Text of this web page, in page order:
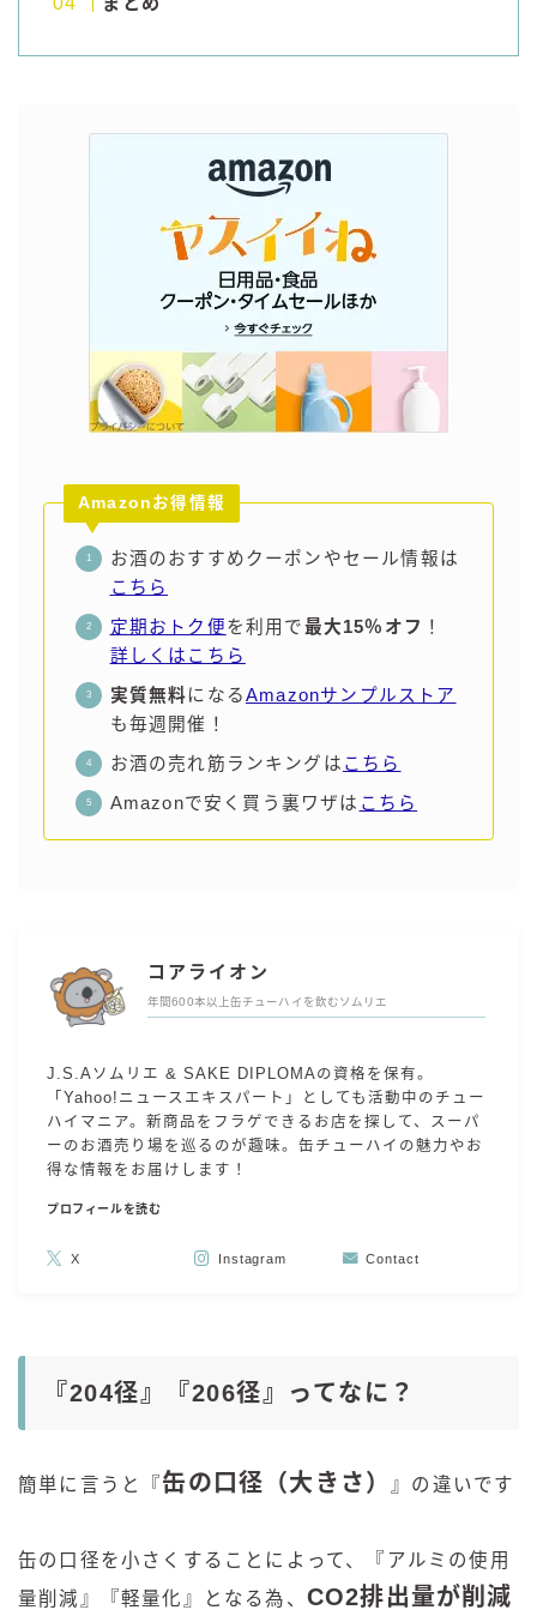
焼酎ハイボール
タカラCANチューハイ
宝焼酎のお茶割りシリーズ
寶「丸おろし」
極上レモンサワー
極上フルーツサワー
すみか
タンチュー
オリオンビール
natura WATTA
合同酒精
その他メーカー
素滴しぼり
コラム
運営者情報
お問い合わせ
Amazonお得情報
お酒のおすすめクーポンやセール情報は
こちら
定期おトク便を利用で最大15％オフ ！
詳しくはこちら
実質無料になるAmazonサンプルストア
も毎週開催！
お酒の売れ筋ランキングは こちら
Amazonで安く買う裏ワザは こちら
コアライオン
年間600本以上缶チューハイを飲むソムリエ
J.S.Aソムリエ & SAKE DIPLOMAの資格を保有。
「Yahoo!ニュースエキスパート」としても活動中のチュー
ハイマニア。新商品をフラゲできるお店を探して、スーパ
ーのお酒売り場を巡るのが趣味。缶チューハイの魅力やお
得な情報をお届けします！
プロフィールを読む
X Instagram Contact
『204径』『206径』ってなに？
簡単に言うと『缶の口径（大きさ） 』の違いです
缶の口径を小さくすることによって、『アルミの使用
量削減』『軽量化』となる為、 CO2排出量が削減